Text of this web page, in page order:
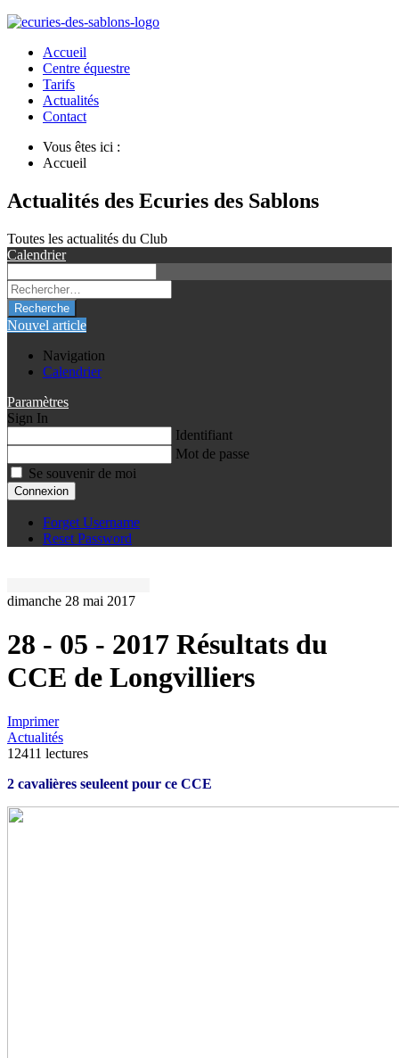
Accueil
Centre équestre
Tarifs
Actualités
Contact
Vous êtes ici :
Accueil
Actualités des Ecuries des Sablons
Toutes les actualités du Club
Calendrier
Recherche
Nouvel article
Navigation
Calendrier
Paramètres
Sign In
Identifiant
Mot de passe
Se souvenir de moi
Connexion
Forget Username
Reset Password
dimanche 28 mai 2017
28 - 05 - 2017 Résultats du
CCE de Longvilliers
Imprimer
Actualités
12411 lectures
2 cavalières seuleent pour ce CCE